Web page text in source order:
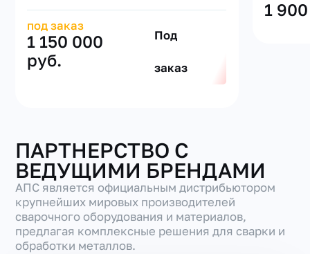
под заказ
1 150 000
руб.
Под
заказ
1
ПАРТНЕРСТВО С
ВЕДУЩИМИ БРЕНДАМИ
АПС является официальным дистрибьютором
крупнейших мировых производителей
сварочного оборудования и материалов,
предлагая комплексные решения для сварки и
обработки металлов.